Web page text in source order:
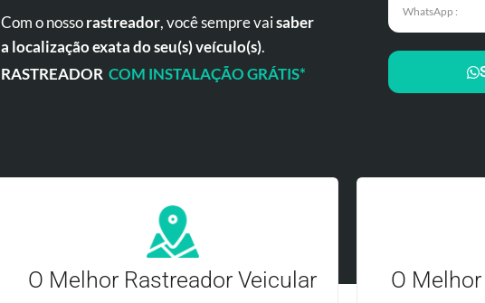
Com o nossorastreador, você sempre vaisaber
a localização exata do seu(s) veículo(s).
RASTREADOR COM INSTALAÇÃO GRÁTIS*
O Melhor Rastreador Veicular O